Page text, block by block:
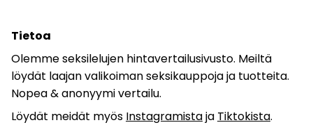
Tietoa
Olemme seksilelujen hintavertailusivusto. Meiltä
löydät laajan valikoiman seksikauppoja ja tuotteita.
Nopea & anonyymi vertailu.
Löydät meidät myös Instagramistaja Tiktokista.